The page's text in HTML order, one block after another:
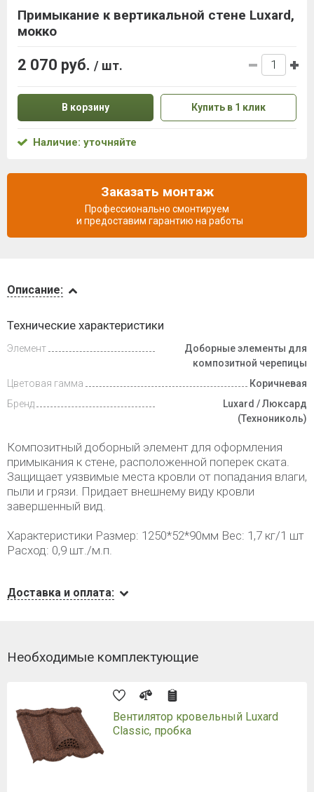
и оплата
Описание:
Технические характеристики
Элемент
Доборные элементы для
композитной черепицы
Цветовая гамма
Коричневая
Бренд
Luxard / Люксард
(Технониколь)
Композитный доборный элемент для оформления
примыкания к стене, расположенной поперек ската.
Защищает уязвимые места кровли от попадания влаги,
пыли и грязи. Придает внешнему виду кровли
завершенный вид.
Характеристики Размер: 1250*52*90мм Вес: 1,7 кг/1 шт
Расход: 0,9 шт./м.п.
Доставка и оплата:
Необходимые комплектующие
Вентилятор кровельный Luxard
Classic, пробка
Примыкание к вертикальной стене Luxard,
мокко
2 070 руб. / шт.
В корзину Купить в 1 клик
Наличие: уточняйте
Заказать монтаж
Профессионально смонтируем
и предоставим гарантию на работы